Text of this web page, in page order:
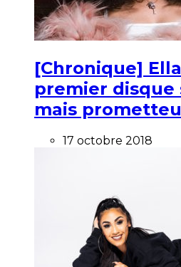
[Chronique]
premier
mais
17 octobre 2018